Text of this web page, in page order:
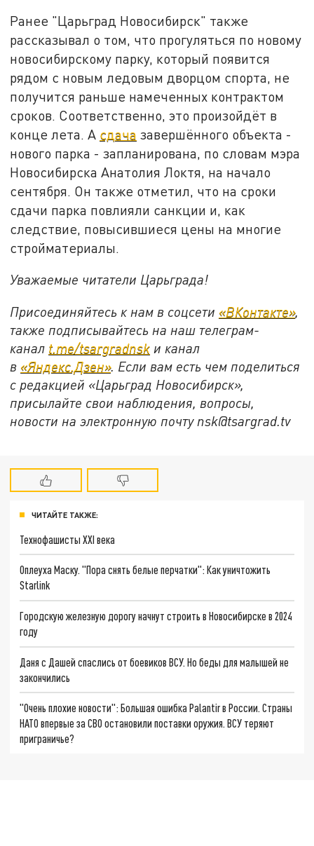
Ранее "Царьград Новосибирск" также
рассказывал о том, что прогуляться по новому
новосибирскому парку, который появится
рядом с новым ледовым дворцом спорта, не
получится раньше намеченных контрактом
сроков. Соответственно, это произойдёт в
конце лета. А сдача завершённого объекта -
нового парка - запланирована, по словам мэра
Новосибирска Анатолия Локтя, на начало
сентября. Он также отметил, что на сроки
сдачи парка повлияли санкции и, как
следствие, повысившиеся цены на многие
стройматериалы.
Уважаемые читатели Царьграда!
Присоединяйтесь к нам в соцсети «ВКонтакте»,
также подписывайтесь на наш телеграм-
канал t.me/tsargradnsk и канал
в «Яндекс.Дзен». Если вам есть чем поделиться
с редакцией «Царьград Новосибирск»,
присылайте свои наблюдения, вопросы,
новости на электронную почту nsk@tsargrad.tv
ЧИТАЙТЕ ТАКЖЕ:
Технофашисты XXI века
Оплеуха Маску. "Пора снять белые перчатки": Как уничтожить
Starlink
Городскую железную дорогу начнут строить в Новосибирске в 2024
году
Даня с Дашей спаслись от боевиков ВСУ. Но беды для малышей не
закончились
"Очень плохие новости": Большая ошибка Palantir в России. Страны
НАТО впервые за СВО остановили поставки оружия. ВСУ теряют
приграничье?